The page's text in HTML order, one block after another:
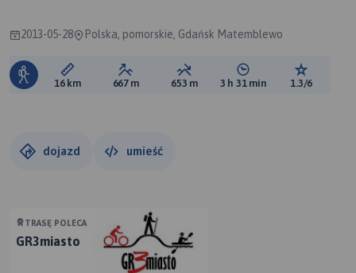
2013-05-28 Polska, pomorskie, Gdańsk Matemblewo
Długość trasy:
16 km Suma przewyższeń:
667 m Suma spadków:
653 m Średni czas potrzebny
3 h 31 min Ocena
1.3/6
dojazd umieść
TRASĘ POLECA
GR3miasto